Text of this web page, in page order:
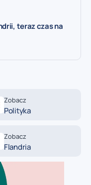
teraz czas na
Zobacz
Polityka
Zobacz
Flandria